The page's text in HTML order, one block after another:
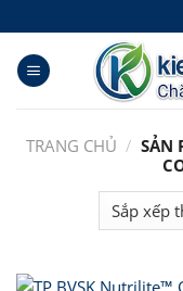
to
content
TRANG CHỦ / SẢN